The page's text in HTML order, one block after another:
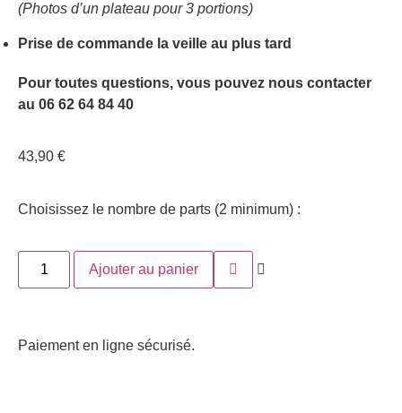
(Photos d’un plateau pour 3 portions)
Prise de commande la veille au plus tard
Pour toutes questions, vous pouvez nous contacter
au 06 62 64 84 40
43,90 €
Choisissez le nombre de parts (2 minimum) :
Ajouter au panier
Paiement en ligne sécurisé.